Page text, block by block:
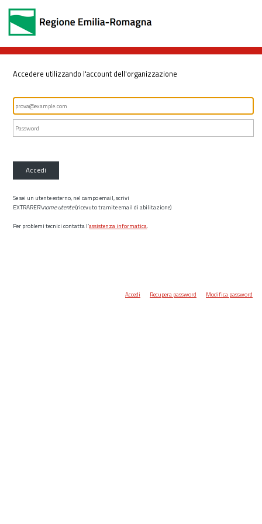
Accedere utilizzando l'account dell'organizzazione
Accedi
Se sei un utente esterno, nel campo email, scrivi
EXTRARER\nome utente(ricevuto tramite email di abilitazione)
Per problemi tecnici contatta l’assistenza informatica.
Accedi Recupera password Modifica password